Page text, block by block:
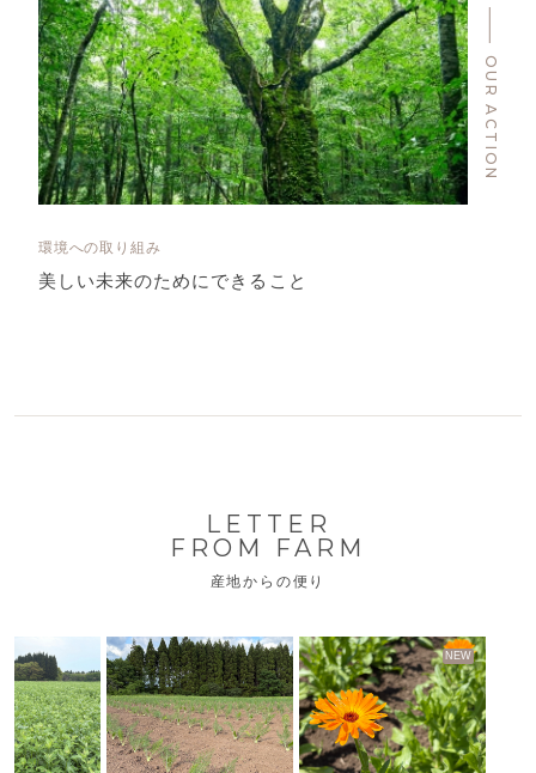
OUR ACTION
環境への取り組み
美しい未来のためにできること
LETTER
FROM FARM
産地からの便り
NEW